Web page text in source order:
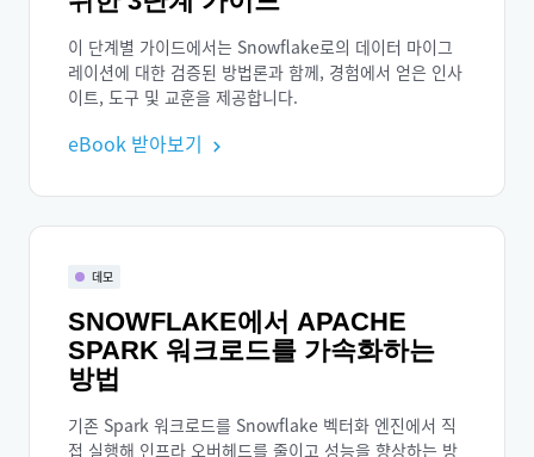
이 단계별 가이드에서는 Snowflake로의 데이터 마이그
레이션에 대한 검증된 방법론과 함께, 경험에서 얻은 인사
이트, 도구 및 교훈을 제공합니다.
eBook 받아보기
데모
SNOWFLAKE에서 APACHE
SPARK 워크로드를 가속화하는
방법
기존 Spark 워크로드를 Snowflake 벡터화 엔진에서 직
접 실행해 인프라 오버헤드를 줄이고 성능을 향상하는 방